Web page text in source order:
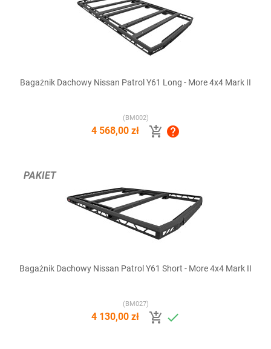
Bagażnik Dachowy Nissan Patrol Y61 Long - More 4x4 Mark II
(BM002)
4 568,00 zł  
Bagażnik Dachowy Nissan Patrol Y61 Short - More 4x4 Mark II
(BM027)
4 130,00 zł  
PAKIET